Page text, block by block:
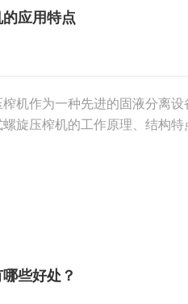
应用特点
机作为一种先进的固液分离
旋压榨机的工作原理、结构
些好处？